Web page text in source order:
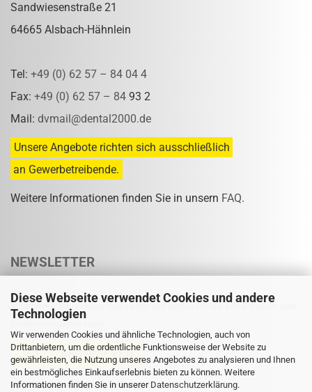
Diese Webseite verwendet Cookies und andere
Technologien
Wir verwenden Cookies und ähnliche Technologien, auch von
Drittanbietern, um die ordentliche Funktionsweise der Website zu
gewährleisten, die Nutzung unseres Angebotes zu analysieren und Ihnen
ein bestmögliches Einkaufserlebnis bieten zu können. Weitere
Informationen finden Sie in unserer Datenschutzerklärung.
Sandwiesenstraße 21
64665 Alsbach-Hähnlein
Tel: +49 (0) 62 57 – 84 04 4
Fax: +49 (0) 62 57 – 84 93 2
Mail: dvmail@dental2000.de
Unsere Angebote richten sich ausschließlich
an Gewerbetreibende.
Weitere Informationen finden Sie in unsern FAQ.
NEWSLETTER
Abonnieren Sie unseren Newsletter und verpassen Sie keine Rabatt- oder
Sonderpreisaktion mehr.
Eine Abmeldung ist jederzeit möglich.